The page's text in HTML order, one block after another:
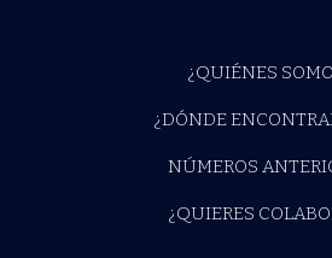
¿QUIÉNES
¿DÓNDE
NÚMEROS
¿QUIERES